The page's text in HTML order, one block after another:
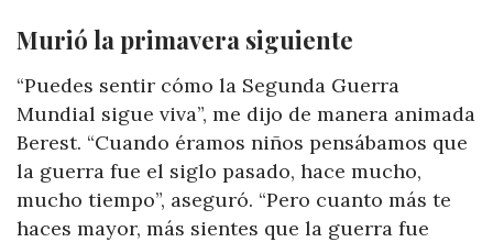
Murió la primavera siguiente
“Puedes sentir cómo la Segunda Guerra
Mundial sigue viva”, me dijo de manera animada
Berest. “Cuando éramos niños pensábamos que
la guerra fue el siglo pasado, hace mucho,
mucho tiempo”, aseguró. “Pero cuanto más te
haces mayor, más sientes que la guerra fue